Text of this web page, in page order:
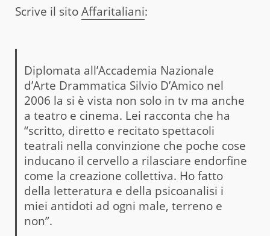
Scrive il sitoAffaritaliani:
Diplomata all’Accademia Nazionale
d’Arte Drammatica Silvio D’Amico nel
2006 la si è vista non solo in tv ma anche
a teatro e cinema. Lei racconta che ha
“scritto, diretto e recitato spettacoli
teatrali nella convinzione che poche cose
inducano il cervello a rilasciare endorfine
come la creazione collettiva. Ho fatto
della letteratura e della psicoanalisi i
miei antidoti ad ogni male, terreno e
non”.